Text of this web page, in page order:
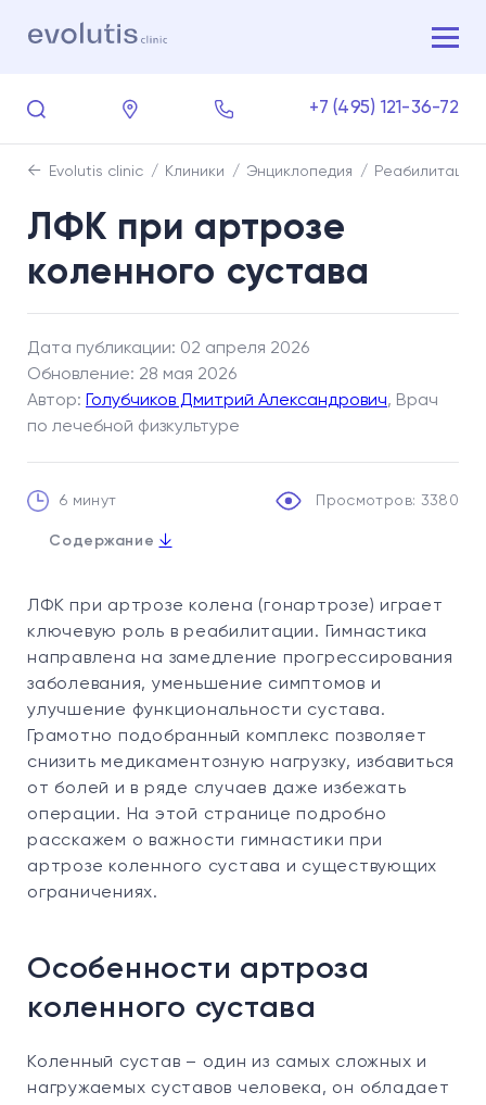
+7 (495) 121-36-72
Evolutis clinic Клиники Энциклопедия Реабилитация
ЛФК при артрозе
коленного сустава
Дата публикации: 02 апреля 2026
Обновление: 28 мая 2026
Автор:
Голубчиков Дмитрий Александрович, Врач
по лечебной физкультуре
6 минут Просмотров: 3380
Содержание ↓
3. Важность комплексного лечения
4. Правила проведения занятий по лечебной
физкультуре при гонартрозе
5. Показания и противопоказания
6. Примеры упражнений при артрозе коленного
сустава:
7. Комплексная программа ЛФК «Секреты
молодости»
ЛФК при артрозе колена (гонартрозе) играет
ключевую роль в реабилитации. Гимнастика
направлена на замедление прогрессирования
заболевания, уменьшение симптомов и
улучшение функциональности сустава.
Грамотно подобранный комплекс позволяет
снизить медикаментозную нагрузку, избавиться
от болей и в ряде случаев даже избежать
операции. На этой странице подробно
расскажем о важности гимнастики при
артрозе коленного сустава и существующих
ограничениях.
Особенности артроза
коленного сустава
Коленный сустав – один из самых сложных и
нагружаемых суставов человека, он обладает